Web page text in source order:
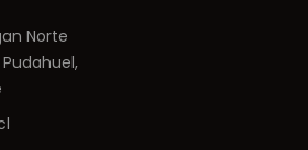
Norte